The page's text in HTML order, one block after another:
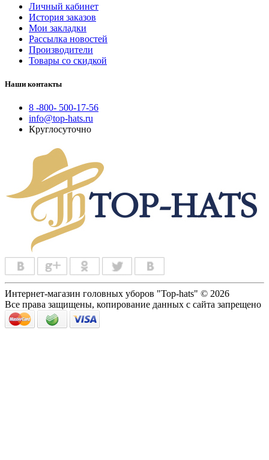
Личный кабинет
История заказов
Мои закладки
Рассылка новостей
Производители
Товары со скидкой
Наши контакты
8 -800- 500-17-56
info@top-hats.ru
Круглосуточно
Интернет-магазин головных уборов "Top-hats" © 2026
Все права защищены, копирование данных с сайта запрещено